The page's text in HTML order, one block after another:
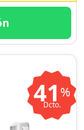
41 %
Dcto.